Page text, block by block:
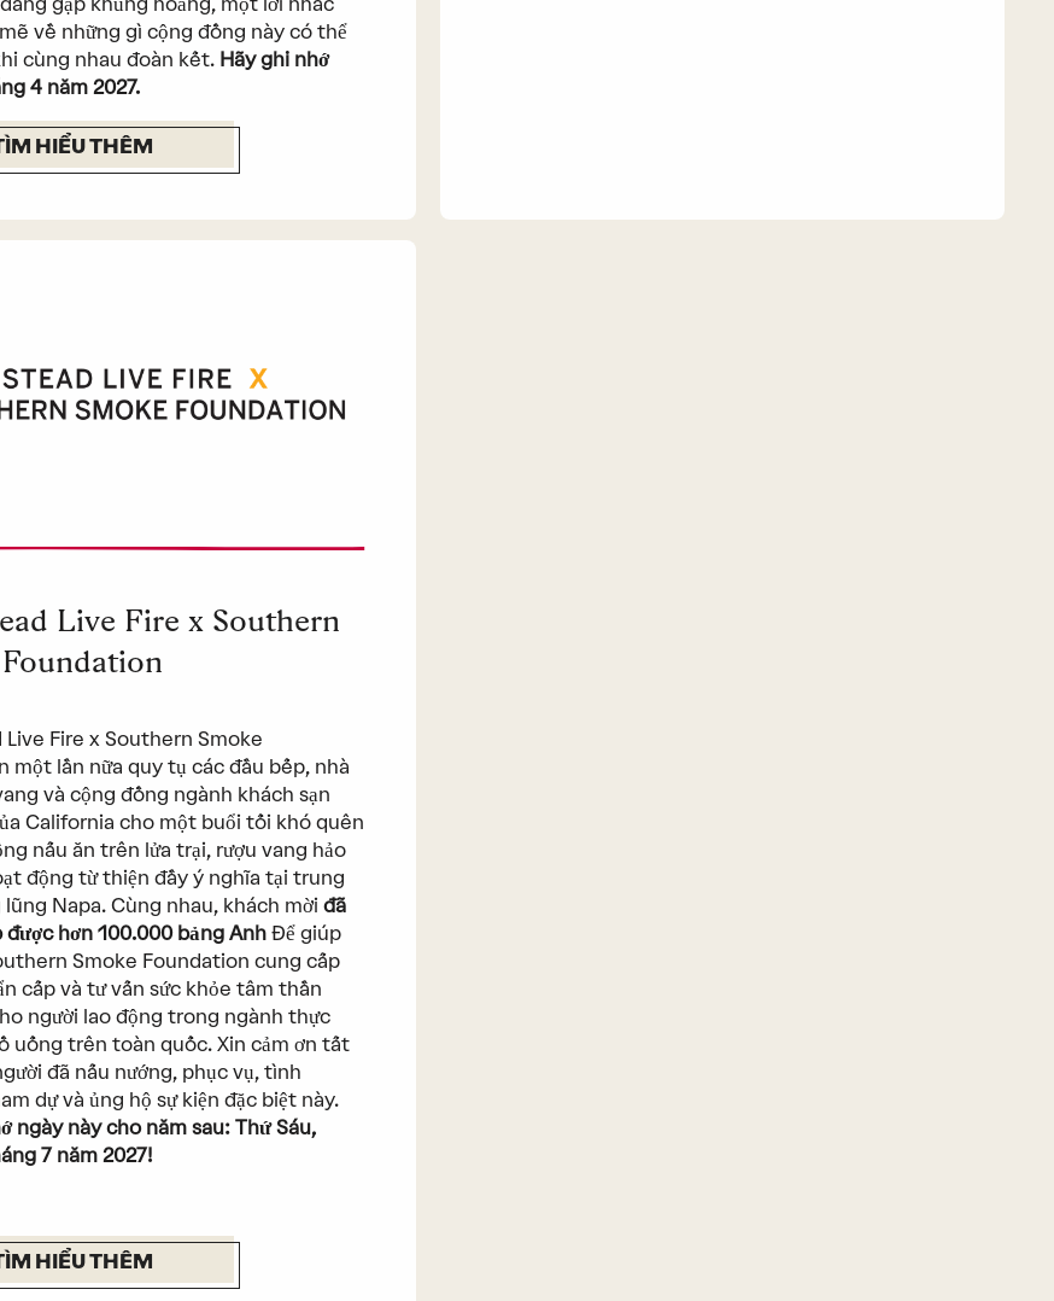
về những gì cộng đồng này có thể
cùng nhau đoàn kết. Hãy ghi nhớ
4 năm 2027.
HIỂU THÊM
Live Fire x Southern
Live Fire x Southern Smoke
một lần nữa quy tụ các đầu bếp, nhà
và cộng đồng ngành khách sạn
California cho một buổi tối khó quên
nấu ăn trên lửa trại, rượu vang hảo
động từ thiện đầy ý nghĩa tại trung
Napa. Cùng nhau, khách mời đã
hơn 100.000 bảng AnhĐể giúp
Smoke Foundation cung cấp
cấp và tư vấn sức khỏe tâm thần
người lao động trong ngành thực
uống trên toàn quốc. Xin cảm ơn tất
đã nấu nướng, phục vụ, tình
dự và ủng hộ sự kiện đặc biệt này.
ngày này cho năm sau: Thứ Sáu,
7 năm 2027!
HIỂU THÊM